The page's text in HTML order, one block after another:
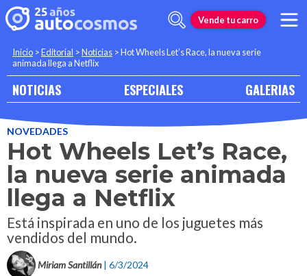
Vende tu carro
Inicio >Editorial >Noticias >Hot Wheels Let’s Race, la nueva serie
animada llega a Netflix
NOTICIAS ESPECIALES GALERIAS
NOVEDADES
Hot Wheels Let’s Race,
la nueva serie animada
llega a Netflix
Está inspirada en uno de los juguetes más
vendidos del mundo.
Miriam Santillán | 6/3/2024